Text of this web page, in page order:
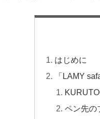
はじめに
「LAMY
ペン先の